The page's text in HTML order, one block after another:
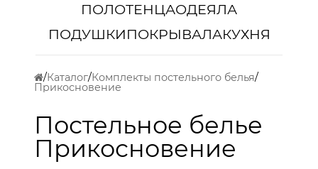
ПОЛОТЕНЦАОДЕЯЛА
ПОДУШКИПОКРЫВАЛАКУХНЯ
Каталог Комплекты постельного белья
Прикосновение
Постельное белье
Прикосновение